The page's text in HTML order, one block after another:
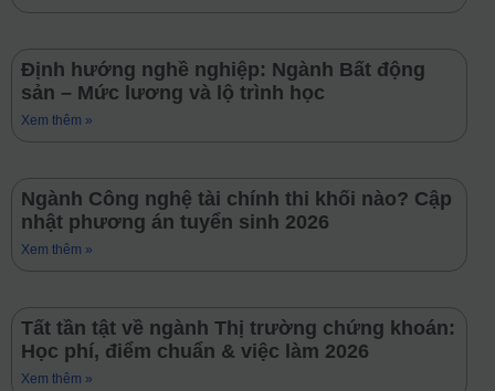
Định hướng nghề nghiệp: Ngành Bất động
sản – Mức lương và lộ trình học
Xem thêm »
Ngành Công nghệ tài chính thi khối nào? Cập
nhật phương án tuyển sinh 2026
Xem thêm »
Tất tần tật về ngành Thị trường chứng khoán:
Học phí, điểm chuẩn & việc làm 2026
Xem thêm »